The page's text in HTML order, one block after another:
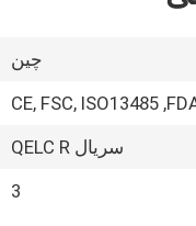
چین
CE, FSC, ISO13485
سریال QELC R
3